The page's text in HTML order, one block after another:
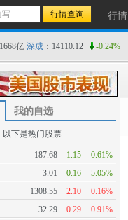
行情
亿 深成 ：14110.12 -0.24%
我的自选
以下是热门股票
187.68 -1.15
-0.61%
3.01 -0.16
-5.05%
1308.55 +2.10
0.16%
32.29 +0.29
0.91%